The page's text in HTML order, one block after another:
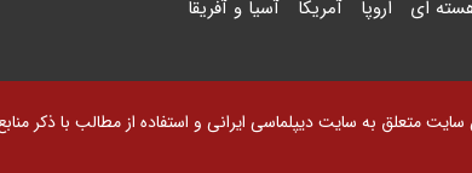
ای اروپا آمریکا آسیا و آفریقا
متعلق به سایت دیپلماسی ایرانی و استفاده از مطالب با ذکر